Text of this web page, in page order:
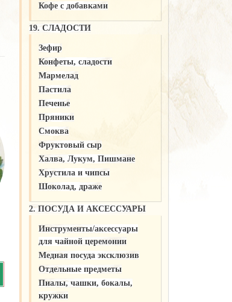
Кофе с добавками
19. СЛАДОСТИ
Зефир
Конфеты, сладости
Мармелад
Пастила
Печенье
Пряники
Смоква
Фруктовый сыр
Халва, Лукум, Пишмане
Хрустила и чипсы
Шоколад, драже
2. ПОСУДА И АКСЕССУАРЫ
Инструменты/аксессуары
для чайной церемонии
Медная посуда эксклюзив
Отдельные предметы
Пиалы, чашки, бокалы,
кружки